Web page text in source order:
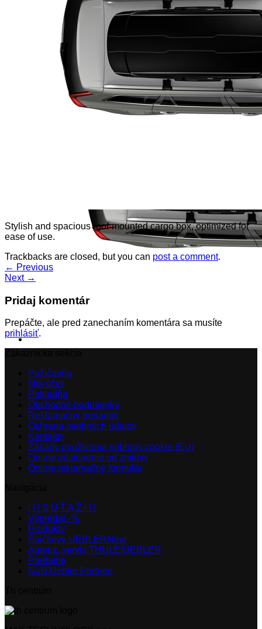
Stylish and spacious roof-mounted cargo box, optimized for
ease of use.
Trackbacks are closed, but you can post a comment.
← Previous
Next →
Pridaj komentár
Prepáčte, ale pred zanechaním komentára sa musíte
prihlásiť.
Požičovňa
Môj účet
Pokladňa
Obchodné podmienky
Reklamačný poriadok
Ochrana osobných údajov
Kontakty
Zásady používania súborov cookie (EÚ)
Online odstúpenie od zmluvy
Online reklamačný formulár
! ! ! S Ú Ť A Ž ! ! !
Výpredaj -%
Produkty
Špičkový UEBLER
Autoriz. servis THULE/UEBLER
Predajne
Naši Uebler Partneri